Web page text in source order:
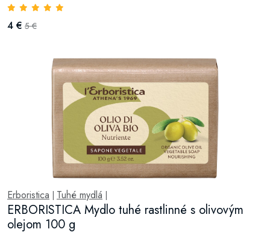
4 € 5 €
Erboristica Tuhé mydlá
ERBORISTICA Mydlo tuhé rastlinné s olivovým
olejom 100 g